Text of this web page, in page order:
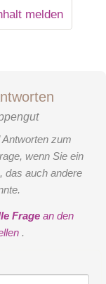
melden
zum
wenn Sie ein
das auch andere
Frage an den
.